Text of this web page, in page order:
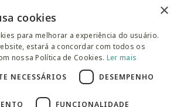
@westwingbr
uma empresa certificada
×
cookies
para melhorar a experiência do usuário.
estará a concordar com todos os
nossa Política de Cookies. Ler mais
NECESSÁRIOS
DESEMPENHO
FUNCIONALIDADE